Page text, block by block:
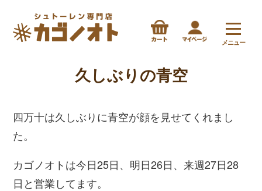
メニュー
久しぶりの青空
四万十は久しぶりに青空が顔を見せてくれまし
た。
カゴノオトは今日25日、明日26日、来週27日28
日と営業してます。